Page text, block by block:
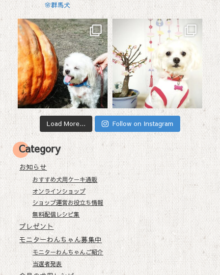
🌸群馬犬
Load More... Follow on Instagram
Category
お知らせ
おすすめ犬用ケーキ通販
オンラインショップ
ショップ運営お役立ち情報
無料配信レシピ集
プレゼント
モニターわんちゃん募集中
モニターわんちゃんご紹介
当選者発表